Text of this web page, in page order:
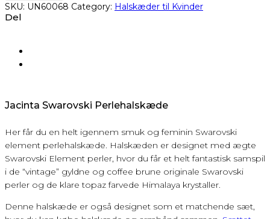
SKU: UN60068 Category: Halskæder til Kvinder
Del
Jacinta Swarovski Perlehalskæde
Her får du en helt igennem smuk og feminin Swarovski
element perlehalskæde. Halskæden er designet med ægte
Swarovski Element perler, hvor du får et helt fantastisk samspil
i de “vintage” gyldne og coffee brune originale Swarovski
perler og de klare topaz farvede Himalaya krystaller.
Denne halskæde er også designet som et matchende sæt,